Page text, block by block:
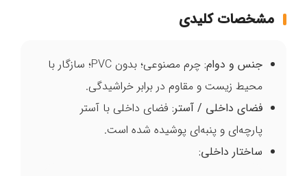
مشخصات کلیدی
جنس و دوام:
چرم مصنوعی؛ بدون PVC؛ سازگار با
محیط زیست و مقاوم در برابر خراشیدگی.
فضای داخلی / آستر: فضای داخلی با آستر
پارچه‌ای و پنبه‌ای پوشیده شده است.
ساختار داخلی: